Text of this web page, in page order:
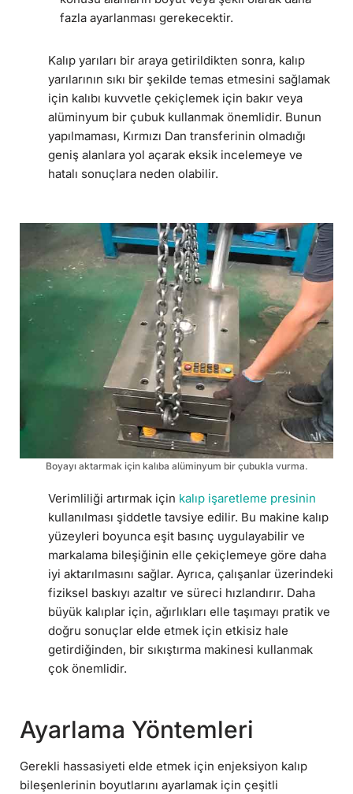
fazla ayarlanması gerekecektir.
Kalıp yarıları bir araya getirildikten sonra, kalıp
yarılarının sıkı bir şekilde temas etmesini sağlamak
için kalıbı kuvvetle çekiçlemek için bakır veya
alüminyum bir çubuk kullanmak önemlidir. Bunun
yapılmaması, Kırmızı Dan transferinin olmadığı
geniş alanlara yol açarak eksik incelemeye ve
hatalı sonuçlara neden olabilir.
Boyayı aktarmak için kalıba alüminyum bir çubukla vurma.
Verimliliği artırmak için kalıp işaretleme presinin
kullanılması şiddetle tavsiye edilir. Bu makine kalıp
yüzeyleri boyunca eşit basınç uygulayabilir ve
markalama bileşiğinin elle çekiçlemeye göre daha
iyi aktarılmasını sağlar. Ayrıca, çalışanlar üzerindeki
fiziksel baskıyı azaltır ve süreci hızlandırır. Daha
büyük kalıplar için, ağırlıkları elle taşımayı pratik ve
doğru sonuçlar elde etmek için etkisiz hale
getirdiğinden, bir sıkıştırma makinesi kullanmak
çok önemlidir.
Ayarlama Yöntemleri
Gerekli hassasiyeti elde etmek için enjeksiyon kalıp
bileşenlerinin boyutlarını ayarlamak için çeşitli